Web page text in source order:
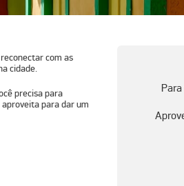
com as
cidade.
precisa para
para dar um